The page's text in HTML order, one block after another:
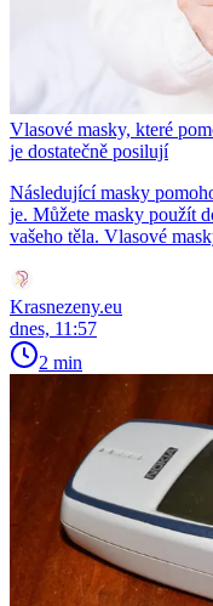
Vlasové masky, které
je dostatečně posilují
Následující masky
je. Můžete masky použít
vašeho těla. Vlasové
Krasnezeny.eu
dnes, 11:57
2 min